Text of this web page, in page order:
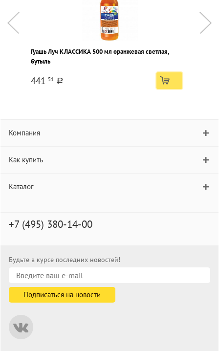
Гуашь Луч КЛАССИКА 500 мл оранжевая светлая,
бутыль
441 51 a
Компания
Как купить
Каталог
+7 (495) 380-14-00
Будьте в курсе последних новостей!